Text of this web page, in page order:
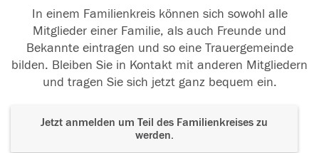
In einem Familienkreis können sich sowohl alle
Mitglieder einer Familie, als auch Freunde und
Bekannte eintragen und so eine Trauergemeinde
bilden. Bleiben Sie in Kontakt mit anderen Mitgliedern
und tragen Sie sich jetzt ganz bequem ein.
Jetzt anmelden um Teil des Familienkreises zu
werden.